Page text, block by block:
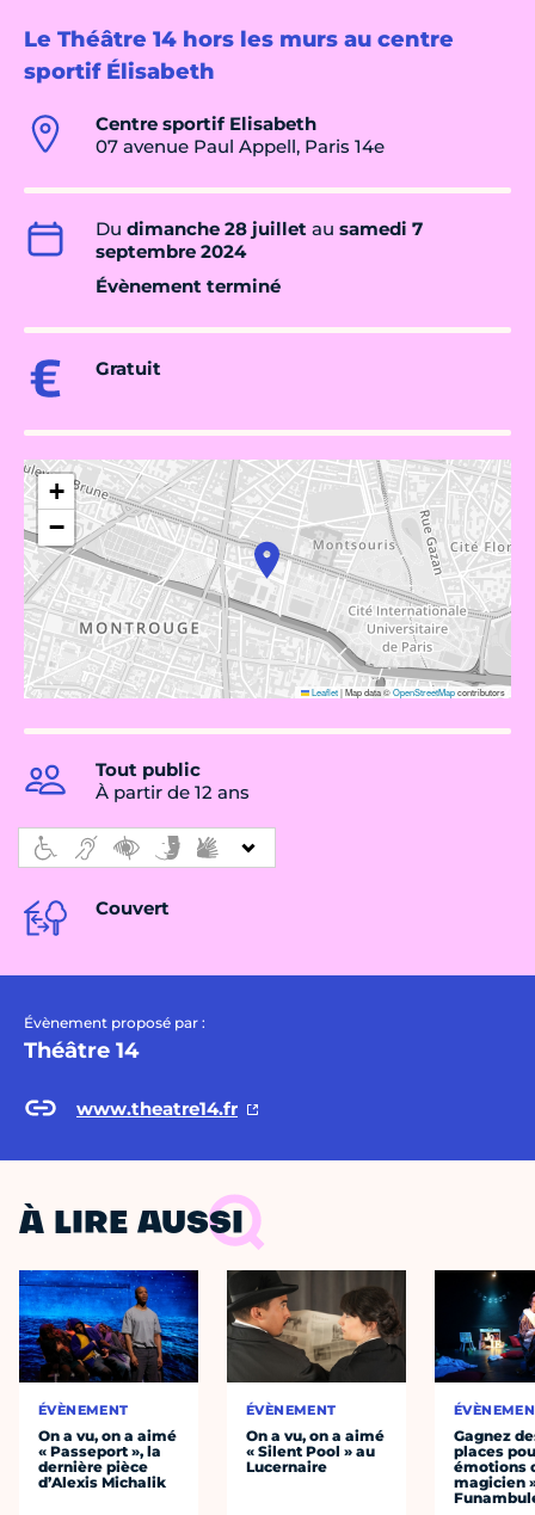
Le Théâtre 14 hors les murs au centre
sportif Élisabeth
Centre sportif Elisabeth
07 avenue Paul Appell, Paris 14e
Du dimanche 28 juillet au samedi 7
septembre 2024
Évènement terminé
Gratuit
+
−
Leaflet|Map data ©OpenStreetMapcontributors
Tout public
À partir de 12 ans
Couvert
Évènement proposé par :
Théâtre 14
www.theatre14.fr
À LIRE AUSSI
ÉVÈNEMENT
On a vu, on a aimé
« Passeport », la
dernière pièce
d’Alexis Michalik
ÉVÈNEMENT
On a vu, on a aimé
« Silent Pool » au
Lucernaire
Gagnez
places
émotions
magicien